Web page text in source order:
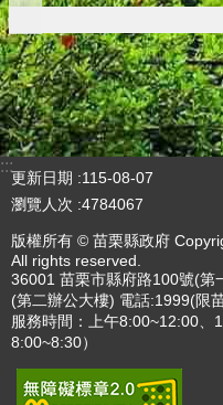
:::
更新日期
115-08-07
瀏覽人次 4784067
版權所有 © 苗栗縣政府
All rights reserved.
36001 苗栗市縣府路100號(第
(第二辦公大樓) 電話:1999(限
服務時間：上午8:00~12:00、
8:00~8:30）